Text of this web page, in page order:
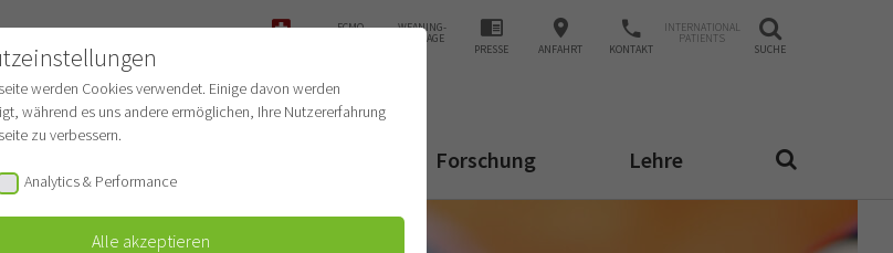
ECMO- WEANING-
ANFRAGE
PRESSE ANFAHRT KONTAKT
INTERNATIONAL
PATIENTS
SUCHE
Forschung Lehre
werden Cookies verwendet. Einige davon werden
während es uns andere ermöglichen, Ihre Nutzererfahrung
zu verbessern.
Analytics & Performance
Alle akzeptieren